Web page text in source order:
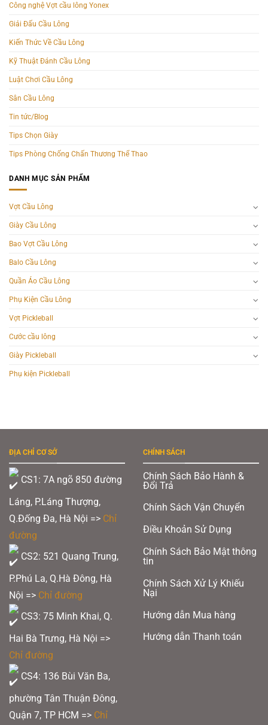
Công nghệ Vợt cầu lông Yonex
Giải Đấu Cầu Lông
Kiến Thức Về Cầu Lông
Kỹ Thuật Đánh Cầu Lông
Luật Chơi Cầu Lông
Sân Cầu Lông
Tin tức/Blog
Tips Chọn Giày
Tips Phòng Chống Chấn Thương Thể Thao
DANH MỤC SẢN PHẨM
Vợt Cầu Lông
Giày Cầu Lông
Bao Vợt Cầu Lông
Balo Cầu Lông
Quần Áo Cầu Lông
Phụ Kiện Cầu Lông
Vợt Pickleball
Cước cầu lông
Giày Pickleball
Phụ kiện Pickleball
ĐỊA CHỈ CƠ SỞ
CS1: 7A ngõ 850 đường
Láng, P.Láng Thượng,
Q.Đống Đa, Hà Nội => Chỉ
đường
CS2: 521 Quang Trung,
P.Phú La, Q.Hà Đông, Hà
Nội => Chỉ đường
CS3: 75 Minh Khai, Q.
Hai Bà Trưng, Hà Nội =>
Chỉ đường
CS4: 136 Bùi Văn Ba,
phường Tân Thuận Đông,
Quận 7, TP HCM => Chỉ
CHÍNH SÁCH
Chính Sách Bảo Hành &
Đổi Trả
Chính Sách Vận Chuyển
Điều Khoản Sử Dụng
Chính Sách Bảo Mật thông
tin
Chính Sách Xử Lý Khiếu
Nại
Hướng dẫn Mua hàng
Hướng dẫn Thanh toán